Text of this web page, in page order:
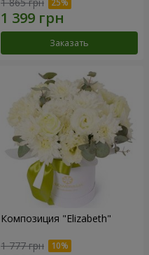
1 865 грн
Заказать
Композиция "Elizabeth"
1 777 грн